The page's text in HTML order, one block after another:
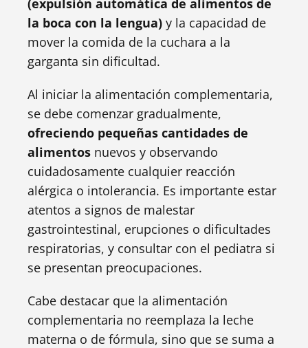
la boca con la lengua) y la capacidad de
mover la comida de la cuchara a la
garganta sin dificultad.
Al iniciar la alimentación complementaria,
se debe comenzar gradualmente,
ofreciendo pequeñas cantidades de
alimentos nuevos y observando
cuidadosamente cualquier reacción
alérgica o intolerancia. Es importante estar
atentos a signos de malestar
gastrointestinal, erupciones o dificultades
respiratorias, y consultar con el pediatra si
se presentan preocupaciones.
Cabe destacar que la alimentación
complementaria no reemplaza la leche
materna o de fórmula, sino que se suma a